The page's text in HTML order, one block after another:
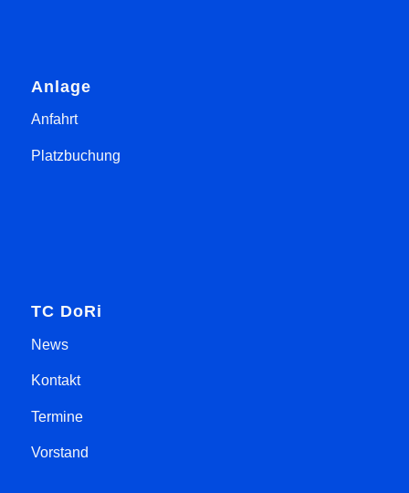
Anlage
Anfahrt
Platzbuchung
TC DoRi
News
Kontakt
Termine
Vorstand